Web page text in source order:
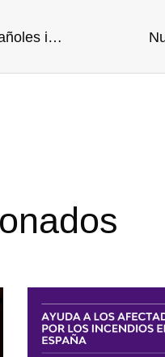
11 voluntarios corporativos españoles inauguran el programa europeo de Voluntariado Humanitario EUAIDVOLUNTEERS